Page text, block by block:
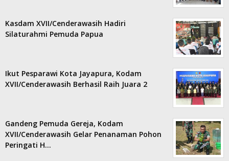
Kasdam XVII/Cenderawasih Hadiri
Silaturahmi Pemuda Papua
Ikut Pesparawi Kota Jayapura, Kodam
XVII/Cenderawasih Berhasil Raih Juara 2
Gandeng Pemuda Gereja, Kodam
XVII/Cenderawasih Gelar Penanaman Pohon
Peringati H…